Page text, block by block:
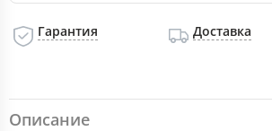
Гарантия Доставка
Описание